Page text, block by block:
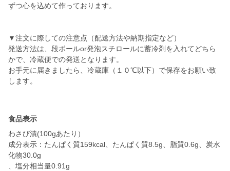
ずつ心を込めて作っております。
▼注文に際しての注意点（配送方法や納期指定など）
発送方法は、段ボールor発泡スチロールに蓄冷剤を入れてどちら
かで、冷蔵便での発送となります。
お手元に届きましたら、冷蔵庫（１０℃以下）で保存をお願い致
します。
食品表示
わさび漬(100gあたり）
成分表示：たんぱく質159kcal、たんぱく質8.5g、脂質0.6g、炭水
化物30.0g
、塩分相当量0.91g